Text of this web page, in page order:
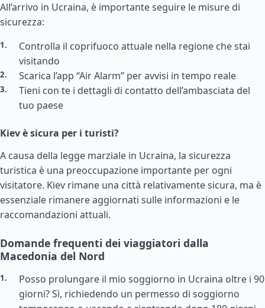
All’arrivo in Ucraina, è importante seguire le misure di
sicurezza:
Controlla il coprifuoco attuale nella regione che stai
visitando
Scarica l’app “Air Alarm” per avvisi in tempo reale
Tieni con te i dettagli di contatto dell’ambasciata del
tuo paese
Kiev è sicura per i turisti?
A causa della legge marziale in Ucraina, la sicurezza
turistica è una preoccupazione importante per ogni
visitatore. Kiev rimane una città relativamente sicura, ma è
essenziale rimanere aggiornati sulle informazioni e le
raccomandazioni attuali.
Domande frequenti dei viaggiatori dalla
Macedonia del Nord
Posso prolungare il mio soggiorno in Ucraina oltre i 90
giorni? Sì, richiedendo un permesso di soggiorno